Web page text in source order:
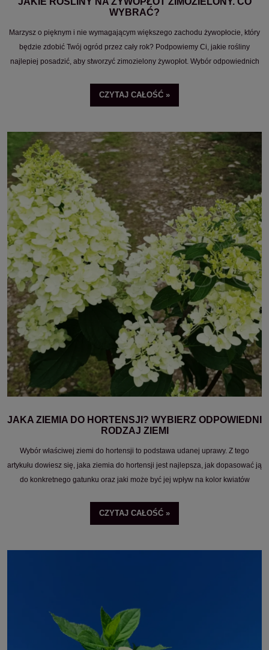
WYBRAĆ?
Marzysz o pięknym i nie wymagającym większego zachodu żywopłocie, który
będzie zdobić Twój ogród przez cały rok? Podpowiemy Ci, jakie rośliny
najlepiej posadzić, aby stworzyć zimozielony żywopłot. Wybór odpowiednich
Ci szeroki wybór roślin na żywopłoty zimozielone, omówimy zarówno rośliny
iglaste, jak i rośliny liściaste. Zapraszamy do lektury!
CZYTAJ CAŁOŚĆ »
JAKA ZIEMIA DO HORTENSJI? WYBIERZ ODPOWIEDNI
RODZAJ ZIEMI
Wybór właściwej ziemi do hortensji to podstawa udanej uprawy. Z tego
artykułu dowiesz się, jaka ziemia do hortensji jest najlepsza, jak dopasować ją
do konkretnego gatunku oraz jaki może być jej wpływ na kolor kwiatów
CZYTAJ CAŁOŚĆ »